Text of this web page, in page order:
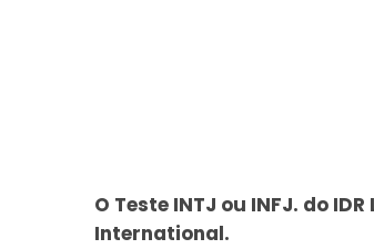
O Teste INTJ ou INFJ. do
International.